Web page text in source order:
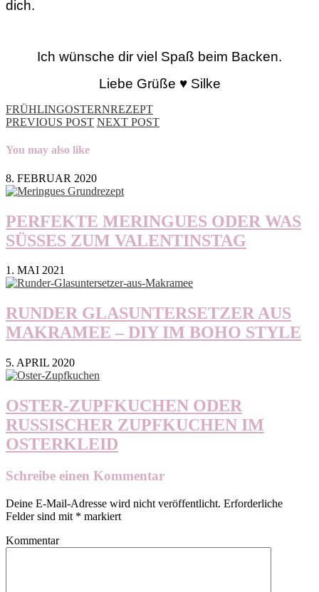
dich.
Ich wünsche dir viel Spaß beim Backen.
Liebe Grüße ♥ Silke
FRÜHLINGOSTERNREZEPT
PREVIOUS POST NEXT POST
You may also like
8. FEBRUAR 2020
PERFEKTE MERINGUES ODER WAS
SÜSSES ZUM VALENTINSTAG
1. MAI 2021
RUNDER GLASUNTERSETZER AUS
MAKRAMEE – DIY IM BOHO STYLE
5. APRIL 2020
OSTER-ZUPFKUCHEN ODER
RUSSISCHER ZUPFKUCHEN IM
OSTERKLEID
Schreibe einen Kommentar
Deine E-Mail-Adresse wird nicht veröffentlicht. Erforderliche
Felder sind mit * markiert
Kommentar